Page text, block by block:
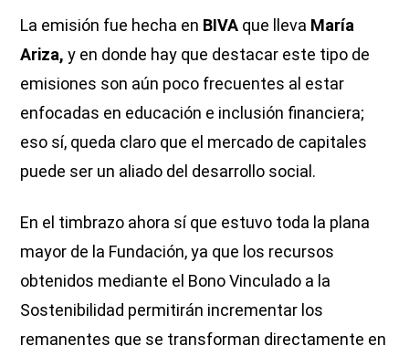
La emisión fue hecha en BIVA que lleva María
Ariza,y en donde hay que destacar este tipo de
emisiones son aún poco frecuentes al estar
enfocadas en educación e inclusión financiera;
eso sí, queda claro que el mercado de capitales
puede ser un aliado del desarrollo social.
En el timbrazo ahora sí que estuvo toda la plana
mayor de la Fundación, ya que los recursos
obtenidos mediante el Bono Vinculado a la
Sostenibilidad permitirán incrementar los
remanentes que se transforman directamente en